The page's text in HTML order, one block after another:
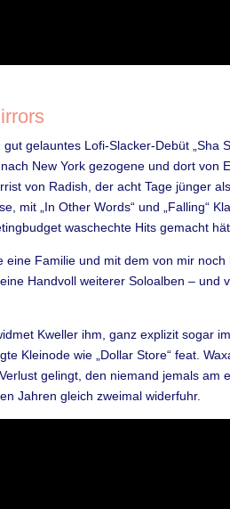
gelauntes Lofi-Slacker-Debüt „Sha
New York gezogene und dort von
von Radish, der acht Tage jünger
mit „In Other Words“ und „Falling“
waschechte Hits gemacht
Familie und mit dem von mir
Handvoll weiterer Soloalben – und
Kweller ihm, ganz explizit sogar
Kleinode wie „Dollar Store“ feat.
gelingt, den niemand jemals am
Jahren gleich zweimal widerfuhr.